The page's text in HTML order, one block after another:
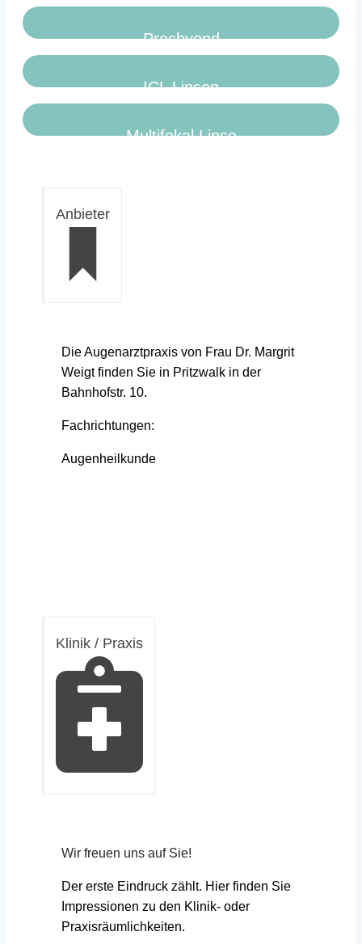
Presbyond
ICL Linsen
Multifokal Linse
Anbieter
Die Augenarztpraxis von Frau Dr. Margrit
Weigt finden Sie in Pritzwalk in der
Bahnhofstr. 10.
Fachrichtungen:
Augenheilkunde
Klinik / Praxis
Wir freuen uns auf Sie!
Der erste Eindruck zählt. Hier finden Sie
Impressionen zu den Klinik- oder
Praxisräumlichkeiten.